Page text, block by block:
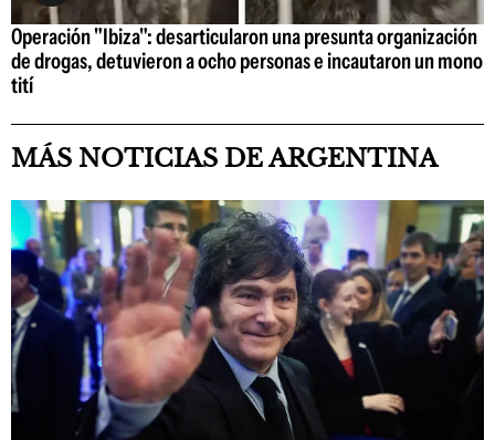
Operación "Ibiza": desarticularon una presunta organización
de drogas, detuvieron a ocho personas e incautaron un mono
tití
MÁS NOTICIAS DE ARGENTINA